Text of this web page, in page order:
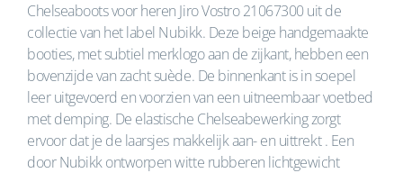
Chelseaboots voor heren Jiro Vostro 21067300 uit de
collectie van het label Nubikk. Deze beige handgemaakte
booties, met subtiel merklogo aan de zijkant, hebben een
bovenzijde van zacht suède. De binnenkant is in soepel
leer uitgevoerd en voorzien van een uitneembaar voetbed
met demping. De elastische Chelseabewerking zorgt
ervoor dat je de laarsjes makkelijk aan- en uittrekt . Een
door Nubikk ontworpen witte rubberen lichtgewicht